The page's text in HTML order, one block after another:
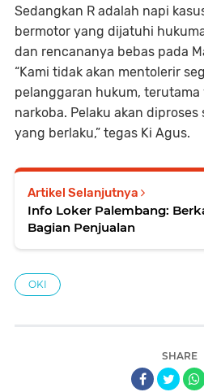
Sedangkan R adalah napi
bermotor yang dijatuhi
dan rencananya bebas pada
“Kami tidak akan mentolerir
pelanggaran hukum,
narkoba. Pelaku akan
yang berlaku,” tegas Ki Agus.
Artikel Selanjutnya
Info Loker Palembang:
Bagian Penjualan
OKI
SHARE